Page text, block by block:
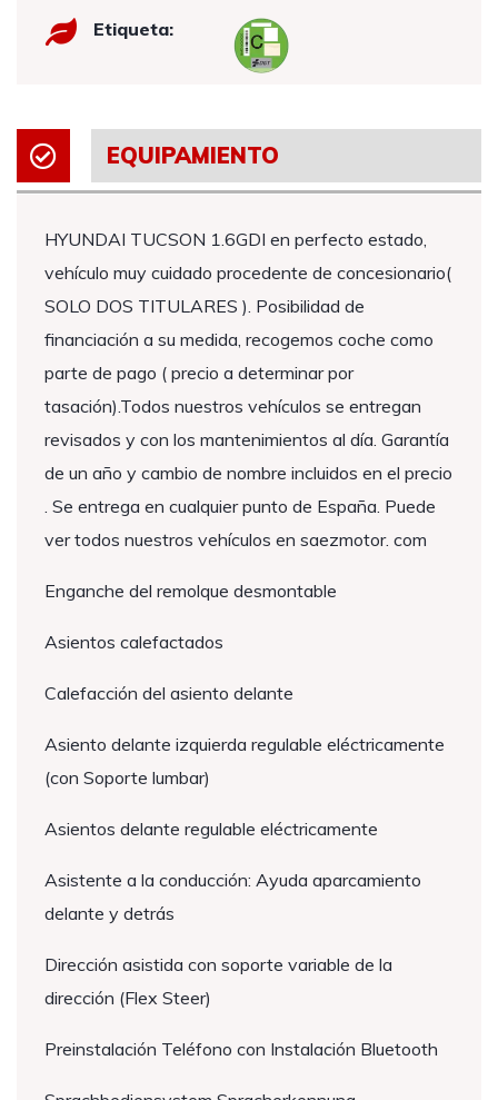
Etiqueta:
EQUIPAMIENTO
HYUNDAI TUCSON 1.6GDI en perfecto estado,
vehículo muy cuidado procedente de concesionario(
SOLO DOS TITULARES ). Posibilidad de
financiación a su medida, recogemos coche como
parte de pago ( precio a determinar por
tasación).Todos nuestros vehículos se entregan
revisados y con los mantenimientos al día. Garantía
de un año y cambio de nombre incluidos en el precio
. Se entrega en cualquier punto de España. Puede
ver todos nuestros vehículos en saezmotor. com
Enganche del remolque desmontable
Asientos calefactados
Calefacción del asiento delante
Asiento delante izquierda regulable eléctricamente
(con Soporte lumbar)
Asientos delante regulable eléctricamente
Asistente a la conducción: Ayuda aparcamiento
delante y detrás
Dirección asistida con soporte variable de la
dirección (Flex Steer)
Preinstalación Teléfono con Instalación Bluetooth